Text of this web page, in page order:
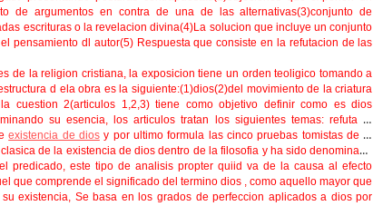
de argumentos en contra de una de las alternativas(3)conjunto de
escrituras o la revelacion divina(4)La solucion que incluye un conjunto
pensamiento dl autor(5) Respuesta que consiste en la refutacion de las
de la religion cristiana, la exposicion tiene un orden teoligico tomando a
d ela obra es la siguiente:(1)dios(2)del movimiento de la criatura
cuestion 2(articulos 1,2,3) tiene como objetivo definir como es dios
su esencia, los articulos tratan los siguientes temas: refuta el
existencia de diosy por ultimo formula las cinco pruebas tomistas de la
de la existencia de dios dentro de la filosofia y ha sido denominada
predicado, este tipo de analisis propter quiid va de la causa al efecto
que comprende el significado del termino dios , como aquello mayor que
existencia, Se basa en los grados de perfeccion aplicados a dios por